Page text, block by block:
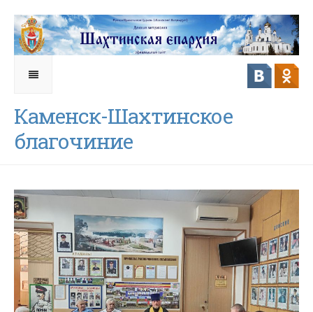
Каменск-Шахтинское
благочиние